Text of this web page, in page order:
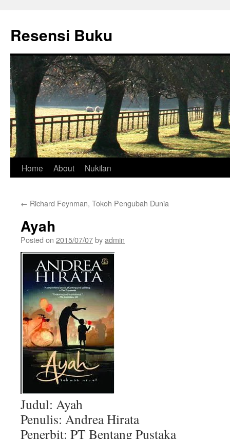
content
Resensi Buku
Home About Nukilan
← Richard Feynman, Tokoh Pengubah Dunia
Ayah
Posted on 2015/07/07byadmin
Judul: Ayah
Penulis: Andrea Hirata
Penerbit: PT Bentang Pustaka